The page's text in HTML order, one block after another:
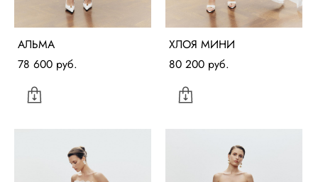
АЛЬМА
78 600 pуб.
ХЛОЯ МИНИ
80 200 pуб.